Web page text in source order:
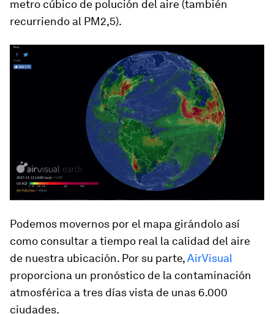
metro cúbico de polución del aire (también
recurriendo al PM2,5).
Podemos movernos por el mapa girándolo así
como consultar a tiempo real la calidad del aire
de nuestra ubicación. Por su parte,AirVisual
proporciona un pronóstico de la contaminación
atmosférica a tres días vista de unas 6.000
ciudades.